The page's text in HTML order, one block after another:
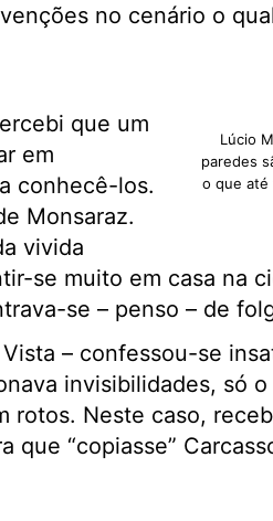
no cenário o
Lúcio
paredes
o que até
que um
em
conhecê-los.
Monsaraz.
vivida
se muito em casa na
se – penso – de
– confessou-se
invisibilidades, só
rotos. Neste caso,
que “copiasse”